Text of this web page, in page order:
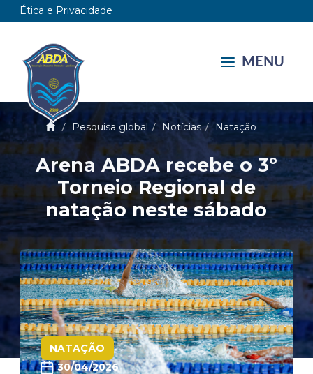
Ética e Privacidade
MENU
Pesquisa global Notícias Natação
Arena ABDA recebe o 3º
Torneio Regional de
natação neste sábado
NATAÇÃO
30/04/2026